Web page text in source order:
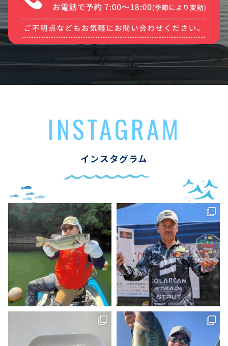
INSTAGRAM
インスタグラム